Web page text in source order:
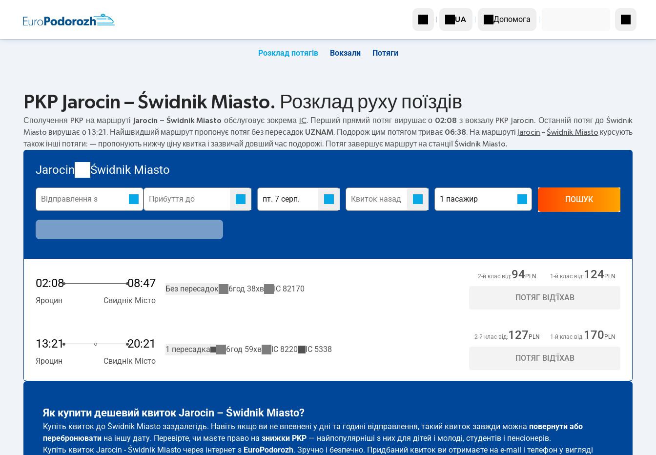
UA Допомога
Розклад потягів Вокзали Потяги
PKP Jarocin – Świdnik Miasto. Розклад руху поїздів
Сполучення PKP на маршруті Jarocin – Świdnik Miasto обслуговує зокрема IC. Перший прямий потяг вирушає о 02:08 з вокзалу PKP Jarocin. Останній потяг до Świdnik
Miasto вирушає о 13:21. Найшвидший маршрут пропонує потяг без пересадок UZNAM. Подорож цим потягом триває 06:38. На маршруті Jarocin –Świdnik Miasto курсують
також інші потяги: — пропонують нижчу ціну квитка і зазвичай довший час подорожі. Потяг завершує маршрут на станції Świdnik Miasto.
Jarocin Świdnik Miasto
ПОШУК
02:08 08:47
Яроцин Свиднік Місто
Без пересадок 6год 38хв IC 82170
2-й клас від:94 PLN 1-й клас від: 124 PLN
ПОТЯГ ВІД'ЇХАВ
13:21 20:21
Яроцин Свиднік Місто
1 пересадка 6год 59хв IC 8220 IC 5338
2-й клас від: 127 PLN 1-й клас від: 170 PLN
ПОТЯГ ВІД'ЇХАВ
Як купити дешевий квиток Jarocin – Świdnik Miasto?
Купіть квиток до Świdnik Miasto заздалегідь. Навіть якщо ви не впевнені у дні та годині відправлення, такий квиток завжди можна повернути або
перебронювати на іншу дату. Перевірте, чи маєте право на знижки PKP — найпопулярніші з них для дітей і молоді, студентів і пенсіонерів.
Купіть квиток Jarocin - Świdnik Miasto через інтернет з EuroPodorozh. Зручно і безпечно. Придбаний квиток ви отримаєте на e-mail і телефон у вигляді